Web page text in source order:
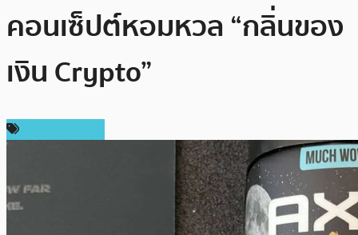
คอนเซ็ปต์หอมหวล “กลิ่นของ
เงิน Crypto”